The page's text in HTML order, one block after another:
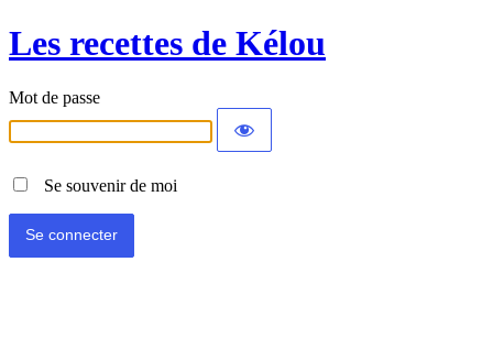
Les recettes de Kélou
Mot de passe
Se souvenir de moi